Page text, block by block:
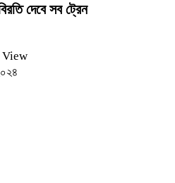
দেবে সব ট্রেন
View